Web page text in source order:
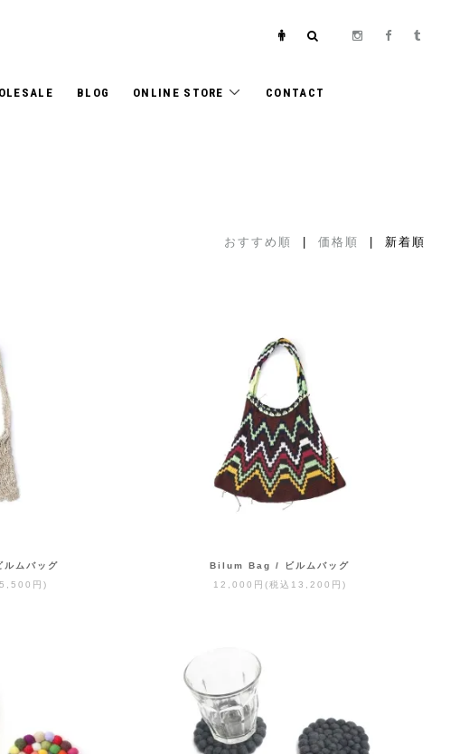
BLOG ONLINE STORE CONTACT
おすすめ順 |価格順 | 新着順
ムバッグ
円)
Bilum Bag / ビルムバッグ
12,000円(税込13,200円)